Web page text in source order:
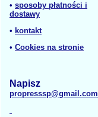
• sposoby płatności i
dostawy
• kontakt
• Cookies na stronie
Napisz
propresssp@gmail.com